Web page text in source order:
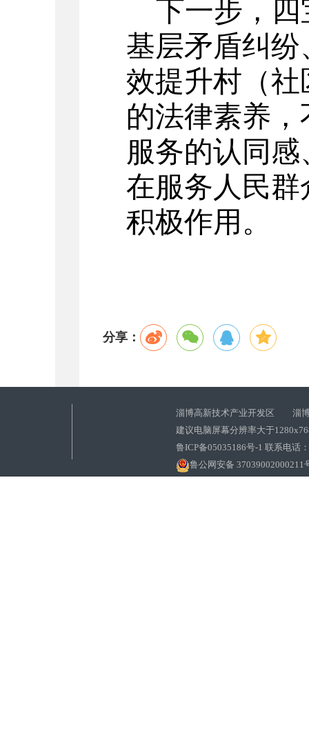
下一步，
基层矛盾纠
效提升村（社
的法律素养
服务的认同
在服务人民群
积极作用。
分享：
淄博高新技术产业开发区 淄博
建议电脑屏幕分辨率大于
鲁ICP备05035186号-1 联系电话
鲁公网安备 37039002000211